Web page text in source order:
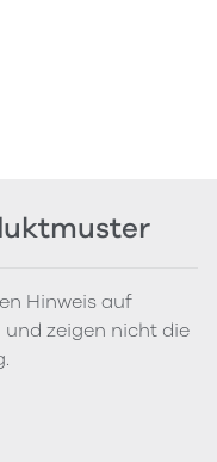
Hinweis auf
zeigen nicht die